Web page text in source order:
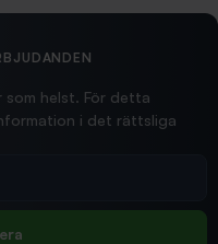
2026/02/19
och bra...
som helst. För detta
i det rättsliga